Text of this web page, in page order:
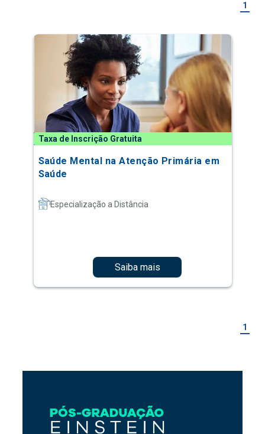
1
Taxa de Inscrição Gratuita
Saúde Mental na Atenção Primária em
Saúde
Especialização a Distância
Saiba mais
1